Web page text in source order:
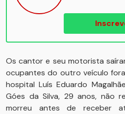
Os cantor e seu motorista
ocupantes do outro veículo
hospital Luís Eduardo
Góes da Silva, 29 anos, não
morreu antes de receber